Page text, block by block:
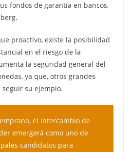
fondos de garantía en bancos,
proactivo, existe la posibilidad
en el riesgo de la
la seguridad general del
ya que, otros grandes
su ejemplo.
el intercambio de
emergerá como uno de
candidatos para